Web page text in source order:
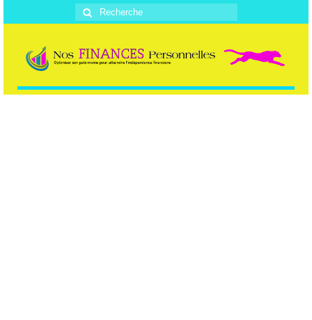
Rechercher
: